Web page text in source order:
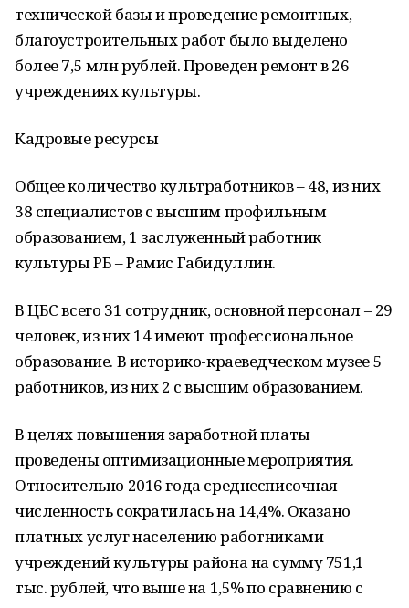
технической базы и проведение ремонтных,
благоустроительных работ было выделено
более 7,5 млн рублей. Проведен ремонт в 26
учреждениях культуры.
Кадровые ресурсы
Общее количество культработников – 48, из них
38 специалистов с высшим профильным
образованием, 1 заслуженный работник
культуры РБ – Рамис Габидуллин.
В ЦБС всего 31 сотрудник, основной персонал – 29
человек, из них 14 имеют профессиональное
образование. В историко-краеведческом музее 5
работников, из них 2 с высшим образованием.
В целях повышения заработной платы
проведены оптимизационные мероприятия.
Относительно 2016 года среднесписочная
численность сократилась на 14,4%. Оказано
платных услуг населению работниками
учреждений культуры района на сумму 751,1
тыс. рублей, что выше на 1,5% по сравнению с